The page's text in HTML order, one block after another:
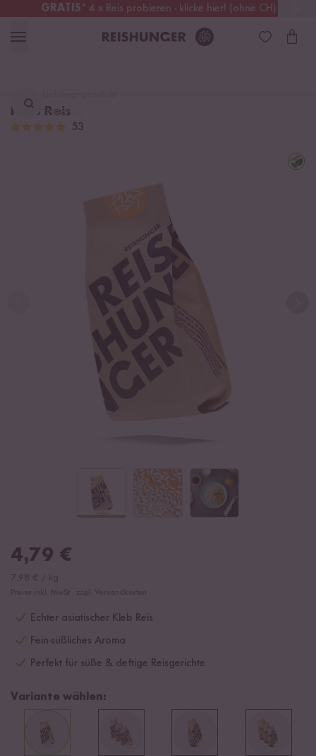
GRATIS* 4 x Reis probieren - klicke hier! (ohne CH)
Deutschland Kostenloser Versand
finden ...
Kleb Reis
53
4,79 €
Echter asiatischer Kleb Reis
Fein-süßliches Aroma
Perfekt für süße & deftige Reisgerichte
Variante wählen: